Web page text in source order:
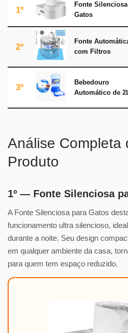
1º
Fonte
Gatos
2º
Fonte
com Filtros
3º
Bebedouro
Automático de
Análise Completa
Produto
1º — Fonte Silenciosa
A Fonte Silenciosa para Gatos
funcionamento ultra silencioso,
durante a noite. Seu design
em qualquer ambiente da casa,
para quem tem espaço reduzido.